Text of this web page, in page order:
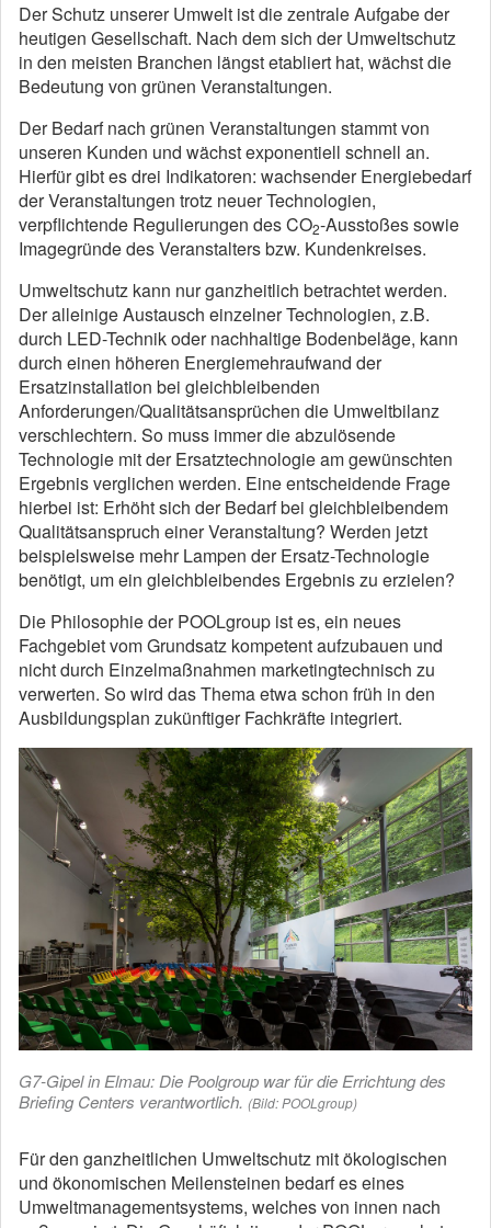
Der Schutz unserer Umwelt ist die zentrale Aufgabe der
heutigen Gesellschaft. Nach dem sich der Umweltschutz
in den meisten Branchen längst etabliert hat, wächst die
Bedeutung von grünen Veranstaltungen.
Der Bedarf nach grünen Veranstaltungen stammt von
unseren Kunden und wächst exponentiell schnell an.
Hierfür gibt es drei Indikatoren: wachsender Energiebedarf
der Veranstaltungen trotz neuer Technologien,
verpflichtende Regulierungen des CO2-Ausstoßes sowie
Imagegründe des Veranstalters bzw. Kundenkreises.
Umweltschutz kann nur ganzheitlich betrachtet werden.
Der alleinige Austausch einzelner Technologien, z.B.
durch LED-Technik oder nachhaltige Bodenbeläge, kann
durch einen höheren Energiemehraufwand der
Ersatzinstallation bei gleichbleibenden
Anforderungen/Qualitätsansprüchen die Umweltbilanz
verschlechtern. So muss immer die abzulösende
Technologie mit der Ersatztechnologie am gewünschten
Ergebnis verglichen werden. Eine entscheidende Frage
hierbei ist: Erhöht sich der Bedarf bei gleichbleibendem
Qualitätsanspruch einer Veranstaltung? Werden jetzt
beispielsweise mehr Lampen der Ersatz-Technologie
benötigt, um ein gleichbleibendes Ergebnis zu erzielen?
Die Philosophie der POOLgroup ist es, ein neues
Fachgebiet vom Grundsatz kompetent aufzubauen und
nicht durch Einzelmaßnahmen marketingtechnisch zu
verwerten. So wird das Thema etwa schon früh in den
Ausbildungsplan zukünftiger Fachkräfte integriert.
G7-Gipel in Elmau: Die Poolgroup war für die Errichtung des
Briefing Centers verantwortlich. (Bild: POOLgroup)
Für den ganzheitlichen Umweltschutz mit ökologischen
und ökonomischen Meilensteinen bedarf es eines
Umweltmanagementsystems, welches von innen nach